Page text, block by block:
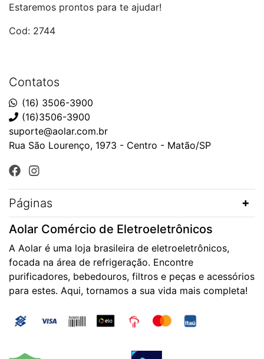
Estaremos prontos para te ajudar!
Cod: 2744
Contatos
(16) 3506-3900
(16)3506-3900
suporte@aolar.com.br
Rua São Lourenço, 1973 - Centro - Matão/SP
Páginas
Aolar Comércio de Eletroeletrônicos
A Aolar é uma loja brasileira de eletroeletrônicos,
focada na área de refrigeração. Encontre
purificadores, bebedouros, filtros e peças e acessórios
para estes. Aqui, tornamos a sua vida mais completa!